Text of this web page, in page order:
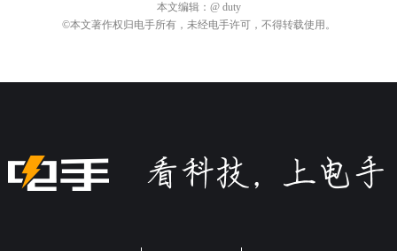
本文编辑： @ duty
©本文著作权归电手所有，未经电手许可，不得转载使用。